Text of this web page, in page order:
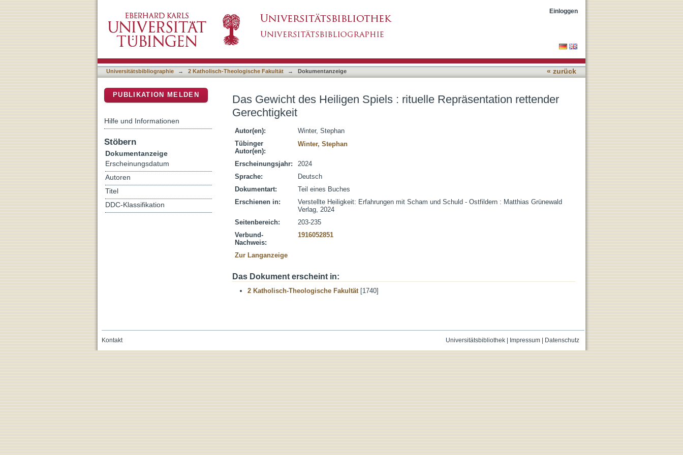
Einloggen
Universitätsbibliographie → 2 Katholisch-Theologische Fakultät → Dokumentanzeige « zurück
Das Gewicht des Heiligen Spiels : rituelle Repräsentation rettender
Gerechtigkeit
Autor(en):
Winter, Stephan
Tübinger
Autor(en):
Winter, Stephan
Erscheinungsjahr:
2024
Sprache:
Deutsch
Dokumentart:
Teil eines Buches
Erschienen in:
Verstellte Heiligkeit: Erfahrungen mit Scham und Schuld - Ostfildern : Matthias Grünewald
Verlag, 2024
Seitenbereich:
203-235
Verbund-
Nachweis:
1916052851
Zur Langanzeige
Das Dokument erscheint in:
2 Katholisch-Theologische Fakultät[1740]
PUBLIKATION MELDEN
Hilfe und Informationen
Stöbern
Dokumentanzeige
Erscheinungsdatum
Autoren
Titel
DDC-Klassifikation
Universitätsbibliothek| Impressum| Datenschutz
Kontakt